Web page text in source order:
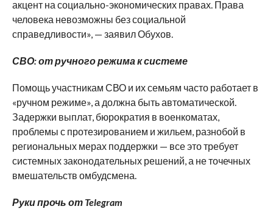
акцент на социально-экономических правах. Права
человека невозможны без социальной
справедливости», — заявил Обухов.
СВО: от ручного режима к системе
Помощь участникам СВО и их семьям часто работает в
«ручном режиме», а должна быть автоматической.
Задержки выплат, бюрократия в военкоматах,
проблемы с протезированием и жильем, разнобой в
региональных мерах поддержки — все это требует
системных законодательных решений, а не точечных
вмешательств омбудсмена.
Руки прочь от Telegram